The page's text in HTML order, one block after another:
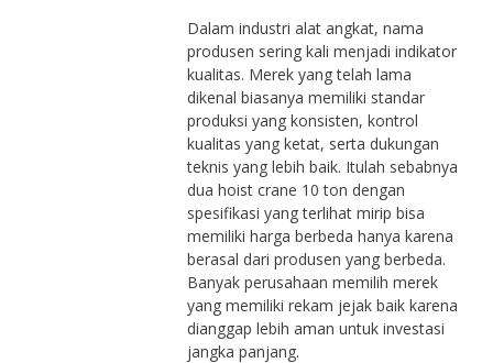
Dalam industri alat angkat, nama
produsen sering kali menjadi indikator
kualitas. Merek yang telah lama
dikenal biasanya memiliki standar
produksi yang konsisten, kontrol
kualitas yang ketat, serta dukungan
teknis yang lebih baik. Itulah sebabnya
dua hoist crane 10 ton dengan
spesifikasi yang terlihat mirip bisa
memiliki harga berbeda hanya karena
berasal dari produsen yang berbeda.
Banyak perusahaan memilih merek
yang memiliki rekam jejak baik karena
dianggap lebih aman untuk investasi
jangka panjang.